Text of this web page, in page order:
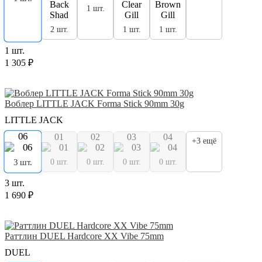
2 шт.
1 шт.
1 шт. 1 шт.
1 шт.
1 305 ₽
Воблер LITTLE JACK Forma Stick 90mm 30g
LITTLE JACK
06
3 шт.
01
0 шт.
02
0 шт.
03
0 шт.
04
0 шт.
+3 ещё
3 шт.
1 690 ₽
Раттлин DUEL Hardcore XX Vibe 75mm
DUEL